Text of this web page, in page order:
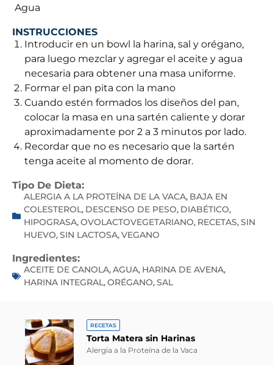
 Agua
INSTRUCCIONES
Introducir en un bowl la harina, sal y orégano,
para luego mezclar y agregar el aceite y agua
necesaria para obtener una masa uniforme.
Formar el pan pita con la mano
Cuando estén formados los diseños del pan,
colocar la masa en una sartén caliente y dorar
aproximadamente por 2 a 3 minutos por lado.
Recordar que no es necesario que la sartén
tenga aceite al momento de dorar.
Tipo De Dieta:
ALERGIA A LA PROTEÍNA DE LA VACA, BAJA EN
COLESTEROL, DESCENSO DE PESO, DIABÉTICO,
HIPOGRASA,OVOLACTOVEGETARIANO, RECETAS,SIN
HUEVO,SIN LACTOSA,VEGANO
Ingredientes:
ACEITE DE CANOLA,AGUA, HARINA DE AVENA,
HARINA INTEGRAL,ORÉGANO,SAL
RECETAS
Torta Matera sin Harinas
Alergia a la Proteína de la Vaca